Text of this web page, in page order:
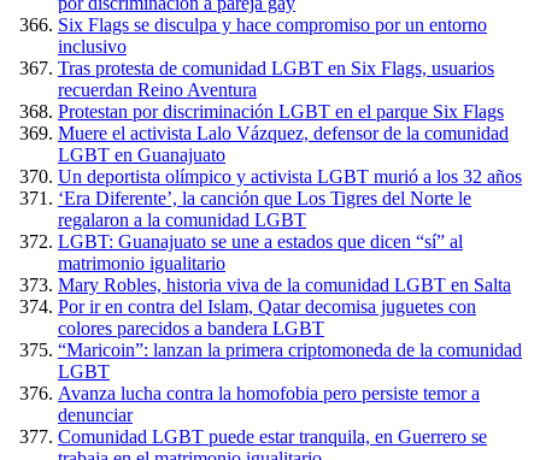
Six Flags se disculpa y hace compromiso por un entorno
inclusivo
Tras protesta de comunidad LGBT en Six Flags, usuarios
recuerdan Reino Aventura
Protestan por discriminación LGBT en el parque Six Flags
Muere el activista Lalo Vázquez, defensor de la comunidad
LGBT en Guanajuato
Un deportista olímpico y activista LGBT murió a los 32 años
‘Era Diferente’, la canción que Los Tigres del Norte le
regalaron a la comunidad LGBT
LGBT: Guanajuato se une a estados que dicen “sí” al
matrimonio igualitario
Mary Robles, historia viva de la comunidad LGBT en Salta
Por ir en contra del Islam, Qatar decomisa juguetes con
colores parecidos a bandera LGBT
“Maricoin”: lanzan la primera criptomoneda de la comunidad
LGBT
Avanza lucha contra la homofobia pero persiste temor a
denunciar
Comunidad LGBT puede estar tranquila, en Guerrero se